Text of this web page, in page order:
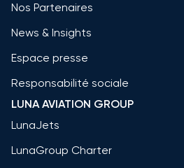
Nos Partenaires
News & Insights
Espace presse
Responsabilité sociale
LUNA AVIATION GROUP
LunaJets
LunaGroup Charter